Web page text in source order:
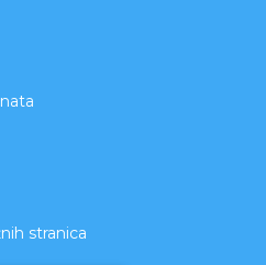
stranica